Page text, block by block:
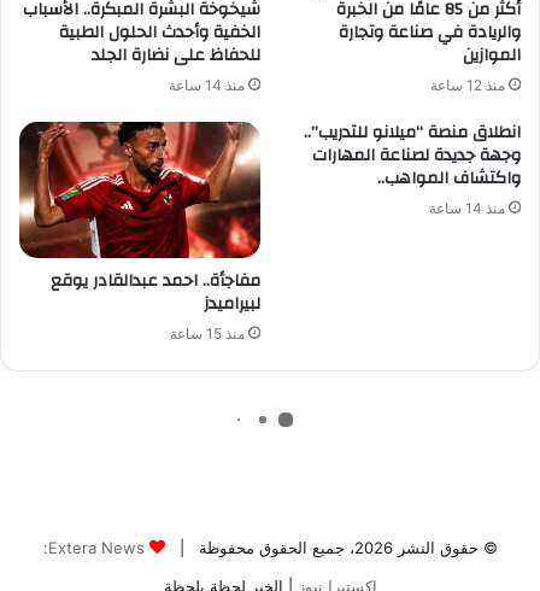
© حقوق النشر 2026، جميع الحقوق محفوظة |
Extera News:
إكستيرا نيوز
| الخبر لحظة بلحظة